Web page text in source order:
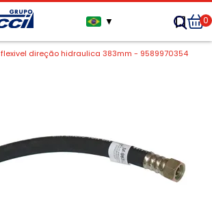
▼ 0
flexivel direção hidraulica 383mm - 9589970354